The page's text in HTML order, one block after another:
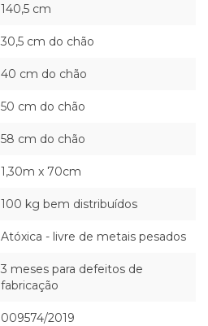
140,5 cm
30,5 cm do chão
40 cm do chão
50 cm do chão
58 cm do chão
1,30m x 70cm
100 kg bem distribuídos
Atóxica - livre de metais pesados
3 meses para defeitos de
fabricação
009574/2019